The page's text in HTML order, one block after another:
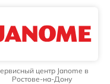
центр Janome в
Ростове-на-Дону